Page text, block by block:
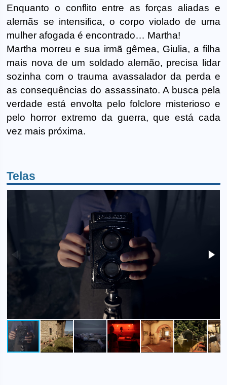
Enquanto o conflito entre as forças aliadas e
alemãs se intensifica, o corpo violado de uma
mulher afogada é encontrado… Martha!
Martha morreu e sua irmã gêmea, Giulia, a filha
mais nova de um soldado alemão, precisa lidar
sozinha com o trauma avassalador da perda e
as consequências do assassinato. A busca pela
verdade está envolta pelo folclore misterioso e
pelo horror extremo da guerra, que está cada
vez mais próxima.
Telas